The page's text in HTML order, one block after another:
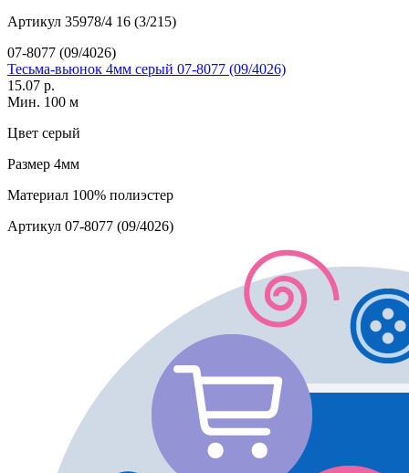
Артикул 35978/4 16 (3/215)
07-8077 (09/4026)
Тесьма-вьюнок 4мм серый 07-8077 (09/4026)
15.07 р.
Мин. 100 м
Цвет серый
Размер 4мм
Материал 100% полиэстер
Артикул 07-8077 (09/4026)